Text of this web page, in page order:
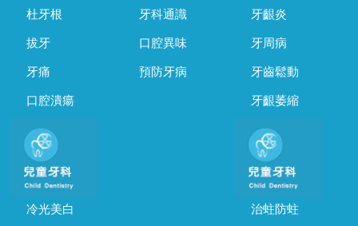
杜牙根
拔牙
牙痛
口腔潰瘍
牙科通識
口腔異味
預防牙病
牙齦炎
牙周病
牙齒鬆動
牙齦萎縮
冷光美白 治蛀防蛀